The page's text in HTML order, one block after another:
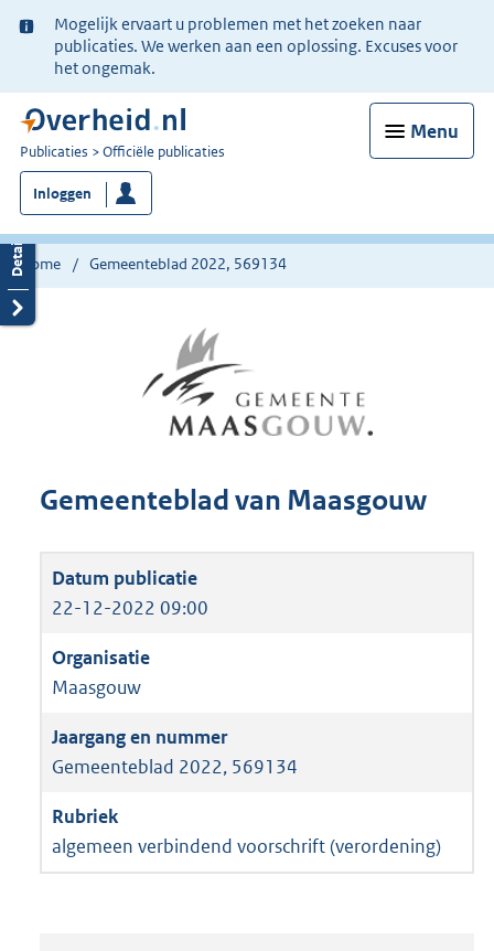
Ter
informatie:
Mogelijk ervaart u problemen met het zoeken naar
publicaties. We werken aan een oplossing. Excuses voor
het ongemak.
Menu
U
bent
nu
hier:
Publicaties Officiële publicaties
Inloggen
Home Gemeenteblad 2022, 569134
Gemeenteblad van Maasgouw
22-12-2022 09:00
Maasgouw
Gemeenteblad 2022, 569134
algemeen verbindend voorschrift (verordening)